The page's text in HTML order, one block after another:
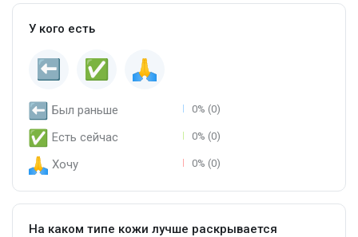
У кого есть
Был раньше 0% (0)
Есть сейчас 0% (0)
Хочу 0% (0)
На каком типе кожи лучше раскрывается